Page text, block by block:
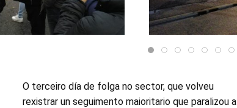
O terceiro día de folga no sector, que volveu
rexistrar un seguimento maioritario que paralizou a